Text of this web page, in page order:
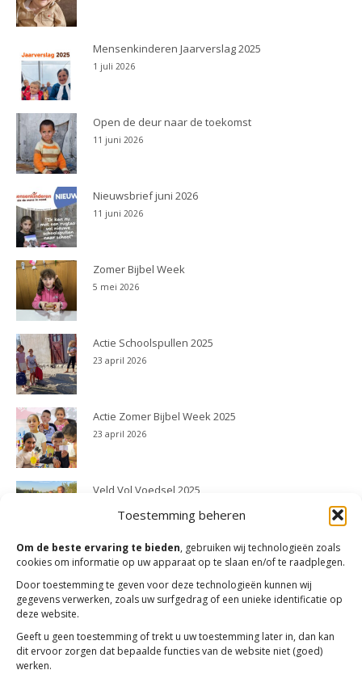
Toestemming beheren
Om de beste ervaring te bieden, gebruiken wij technologieën zoals
cookies om informatie op uw apparaat op te slaan en/of te raadplegen.
Door toestemming te geven voor deze technologieën kunnen wij
gegevens verwerken, zoals uw surfgedrag of een unieke identificatie op
deze website.
Geeft u geen toestemming of trekt u uw toestemming later in, dan kan
dit ervoor zorgen dat bepaalde functies van de website niet (goed)
werken.
Mensenkinderen Jaarverslag 2025
1 juli 2026
Open de deur naar de toekomst
11 juni 2026
Nieuwsbrief juni 2026
11 juni 2026
Zomer Bijbel Week
5 mei 2026
Actie Schoolspullen 2025
23 april 2026
Actie Zomer Bijbel Week 2025
23 april 2026
Veld Vol Voedsel 2025